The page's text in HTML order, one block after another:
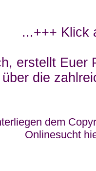
...+++ Klick
erstellt Euer
die
dem
Onlinesucht